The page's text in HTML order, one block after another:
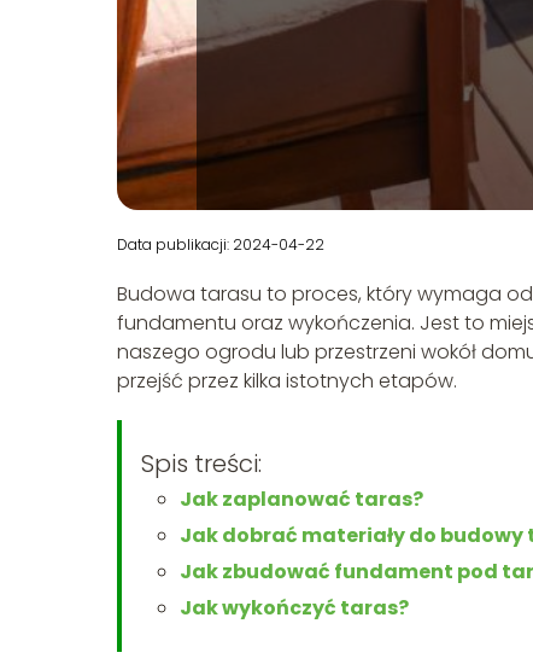
Data publikacji: 2024-04-22
Budowa tarasu to proces, który wymaga
fundamentu oraz wykończenia. Jest to
naszego ogrodu lub przestrzeni wokół
przejść przez kilka istotnych etapów.
Spis treści:
Jak zaplanować taras?
Jak dobrać materiały do budowy
Jak zbudować fundament pod
Jak wykończyć taras?